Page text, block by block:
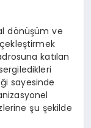
dönüşüm ve
katılan
sayesinde
şu şekilde